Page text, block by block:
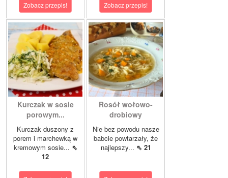
Zobacz przepis! Zobacz przepis!
Kurczak w sosie
porowym...
Kurczak duszony z
porem i marchewką w
kremowym sosie... ⇖
12
Rosół wołowo-
drobiowy
Nie bez powodu nasze
babcie powtarzały, że
najlepszy... ⇖ 21